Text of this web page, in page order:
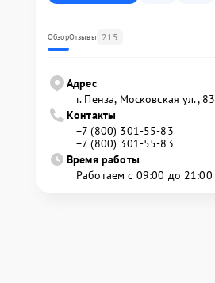
ОбзорОтзывы 215
Адрес
г. Пенза, Московская ул., 83
Контакты
+7 (800) 301-55-83
+7 (800) 301-55-83
Время работы
Работаем с 09:00 до 21:00